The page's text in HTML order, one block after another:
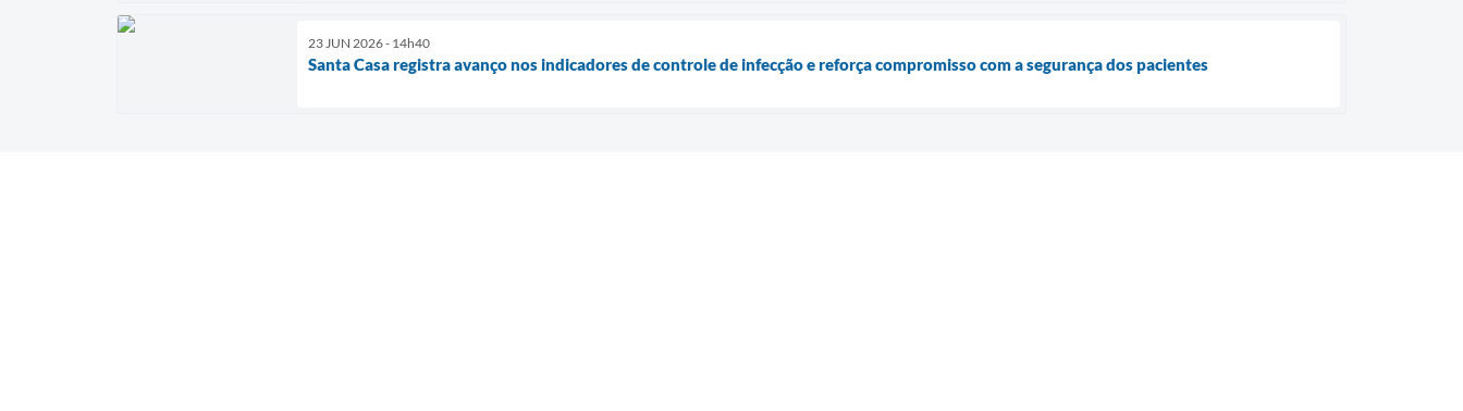
23 JUN 2026 - 14h40
Santa Casa registra avanço nos indicadores de controle de infecção e reforça compromisso com a segurança dos pacientes